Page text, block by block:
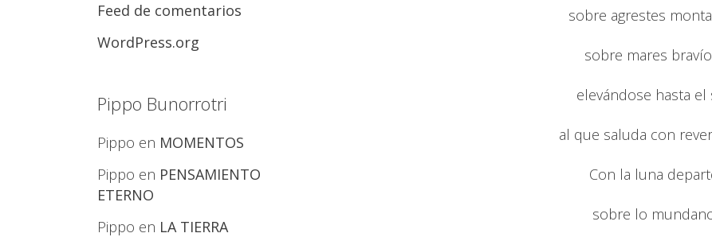
Feed de comentarios
WordPress.org
Pippo Bunorrotri
Pippo en MOMENTOS
Pippo en PENSAMIENTO
ETERNO
Pippo en LA TIERRA
sobre agrestes
sobre mares
elevándose hasta el
al que saluda con
Con la luna
sobre lo